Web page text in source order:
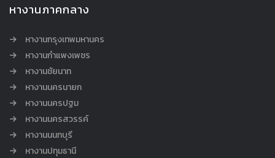
หางานภาคกลาง
หางานกรุงเทพมหานคร
หางานกำแพงเพชร
หางานชัยนาท
หางานนครนายก
หางานนครปฐม
หางานนครสวรรค์
หางานนนทบุรี
หางานปทุมธานี